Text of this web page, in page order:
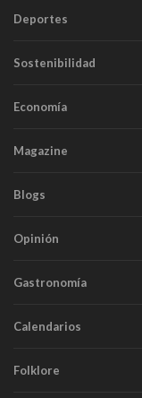
Deportes
Sostenibilidad
Economía
Magazine
Blogs
Opinión
Gastronomía
Calendarios
Folklore